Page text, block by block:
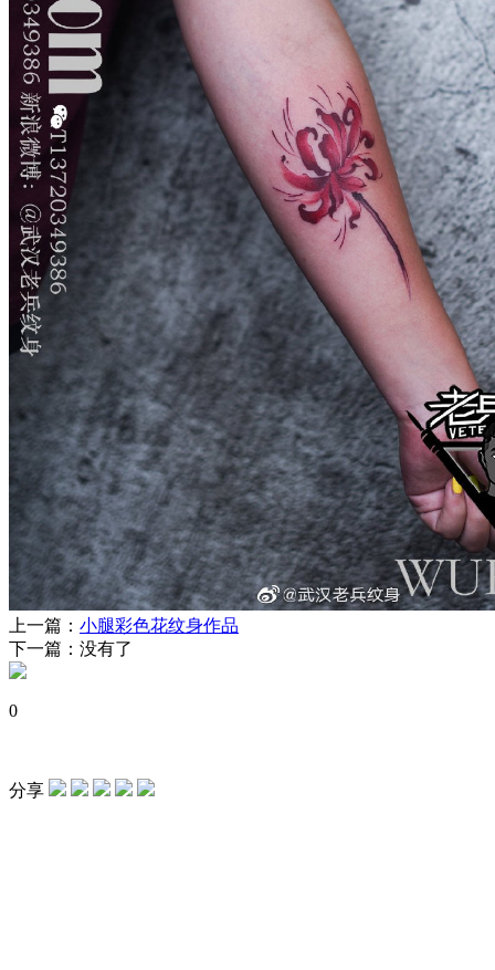
上一篇： 小腿彩色花纹身作品
下一篇：没有了
0
分享